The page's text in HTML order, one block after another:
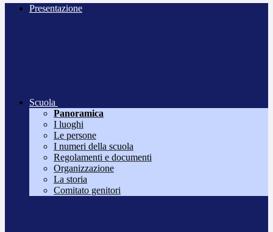
Presentazione
Scuola
Panoramica
I luoghi
Le persone
I numeri della scuola
Regolamenti e documenti
Organizzazione
La storia
Comitato genitori